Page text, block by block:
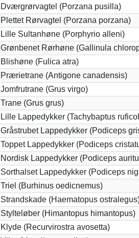
Dværgrørvagtel (Porzana pusilla)
Plettet Rørvagtel (Porzana porzana)
Lille Sultanhøne (Porphyrio alleni)
Grønbenet Rørhøne (Gallinula
Blishøne (Fulica atra)
Prærietrane (Antigone canadensis)
Jomfrutrane (Grus virgo)
Trane (Grus grus)
Lille Lappedykker (Tachybaptus
Gråstrubet Lappedykker (Podiceps
Toppet Lappedykker (Podiceps
Nordisk Lappedykker (Podiceps
Sorthalset Lappedykker (Podiceps
Triel (Burhinus oedicnemus)
Strandskade (Haematopus
Stylteløber (Himantopus himantopus)
Klyde (Recurvirostra avosetta)